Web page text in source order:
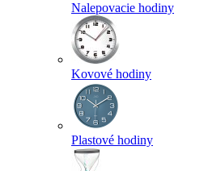
Nalepovacie hodiny
Kovové hodiny
Plastové hodiny